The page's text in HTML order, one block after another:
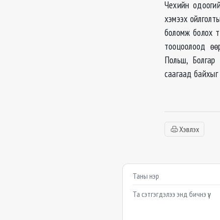
Чехийн
хэмээх
боломж болох
тооцоолоод
Польш,
саагаад
Хэвлэх
Сэтгэгдэл бичих
Example textarea